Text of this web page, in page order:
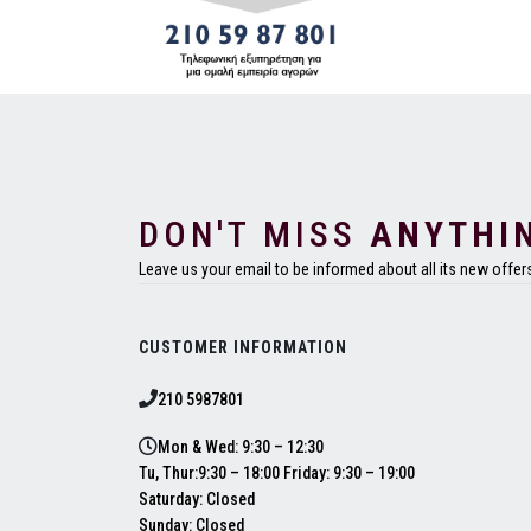
DON'T MISS
Leave us your email to be informed about all its new
CUSTOMER INFORMATION
210 5987801
Mon & Wed: 9:30 – 12:30
Tu, Thur:9:30 – 18:00 Friday: 9:30 – 19:00
Saturday: Closed
Sunday: Closed